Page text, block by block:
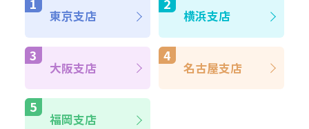
東京支店 横浜支店
大阪支店 名古屋支店
福岡支店